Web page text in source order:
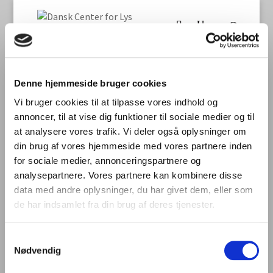
Denne hjemmeside bruger cookies
Vi bruger cookies til at tilpasse vores indhold og
annoncer, til at vise dig funktioner til sociale medier og til
at analysere vores trafik. Vi deler også oplysninger om
din brug af vores hjemmeside med vores partnere inden
for sociale medier, annonceringspartnere og
analysepartnere. Vores partnere kan kombinere disse
data med andre oplysninger, du har givet dem, eller som
de har indsamlet fra din brug af deres tjenester.
Nødvendig
Forside
Diverse
Viser det enkelte resultat